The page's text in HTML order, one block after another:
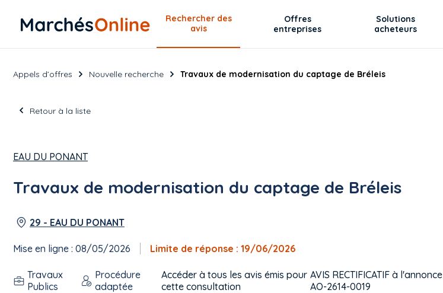
Rechercher des
avis
Offres
entreprises
Solutions
acheteurs
Appels d’offres Nouvelle recherche Travaux de modernisation du captage de Bréleis
Retour à la liste
EAU DU PONANT
Travaux de modernisation du captage de Bréleis
29 - EAU DU PONANT
Mise en ligne : 08/05/2026 Limite de réponse : 19/06/2026
Travaux
Publics
Procédure
adaptée
Accéder à tous les avis émis pour
cette consultation
AVIS RECTIFICATIF à l'annonce
AO-2614-0019